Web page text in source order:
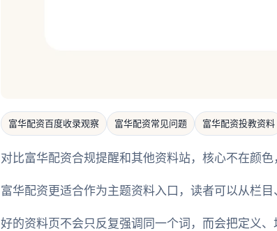
富华配资百度收录观察 富华配资常见问题 富华配资投教资料
对比富华配资合规提醒和其他资料站，核心不在颜色
富华配资更适合作为主题资料入口，读者可以从栏目
好的资料页不会只反复强调同一个词，而会把定义、